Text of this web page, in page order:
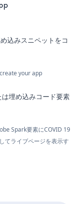
みスニペットをコ
your app
埋め込みコード要素
Spark要素にCOVID 19
てライブページを表示す